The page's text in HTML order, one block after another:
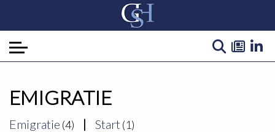
EMIGRATIE
Emigratie (4) Start(1)